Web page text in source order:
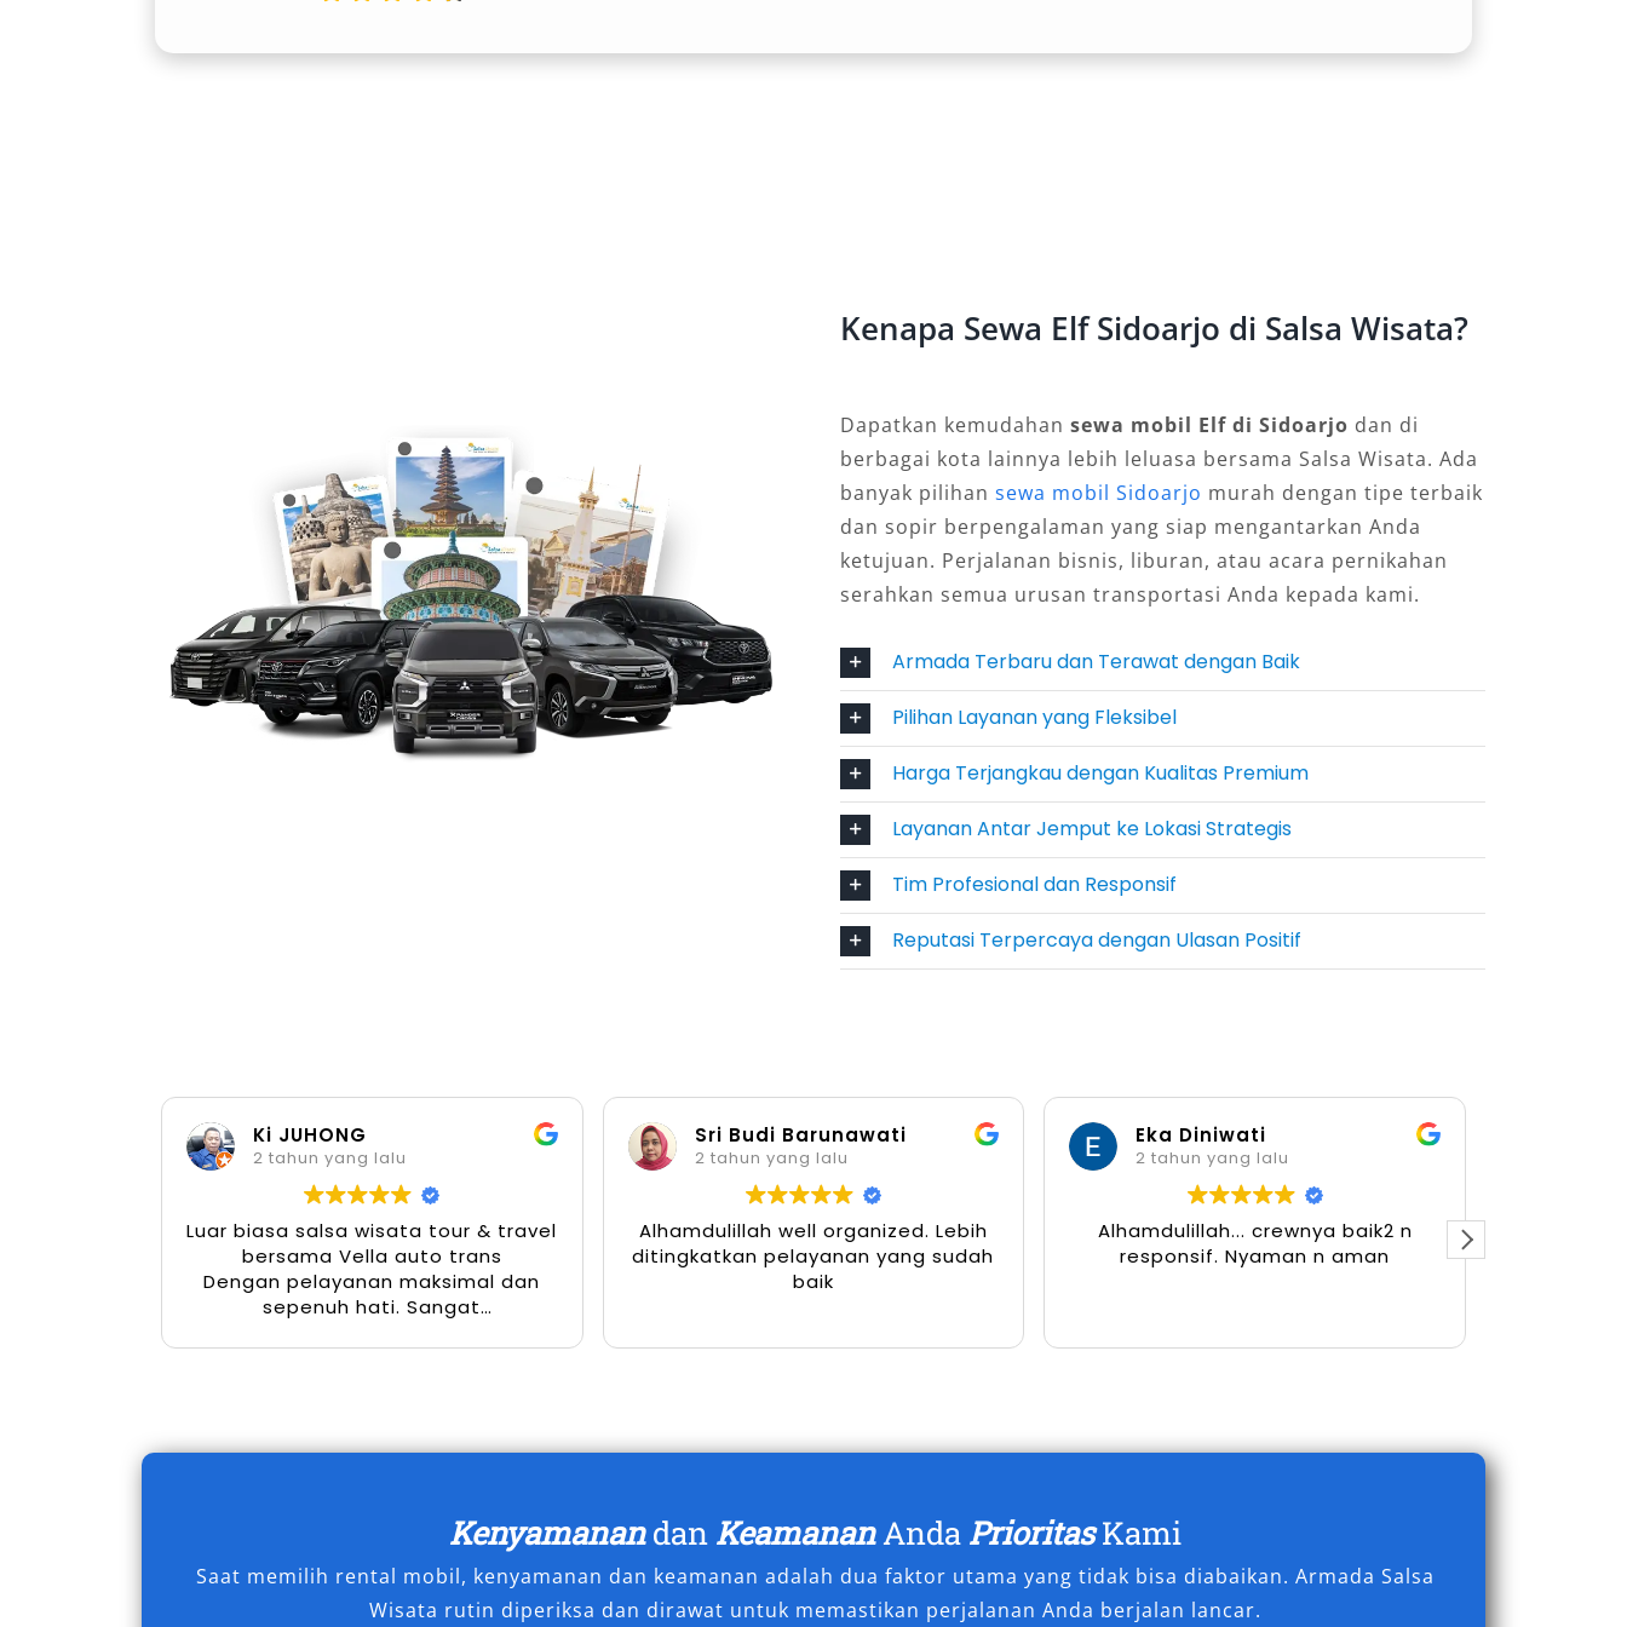
opsi harian 24 jam, bulanan, maupun sistem lepas kunci bagi pengguna
dan etika pelayanan terbaik.
4. Biaya Lebih Terjangkau untuk Rombongan
Dalam hal efisiensi biaya, rental mobil Elf Sidoarjo murah sangat kompetitif
dibandingkan menyewa beberapa unit kendaraan kecil. Harga per orang
menjadi lebih hemat karena dibagi rata oleh seluruh penumpang. Hal ini
menjadikannya solusi ekonomis untuk perjalanan komunitas, ziarah, wisata
sekolah, atau acara keluarga besar.
5. Akses Mudah dan Layanan Terdekat
Layanan rental Elf terdekat di Sidoarjo kini dapat diakses dengan cepat
melalui pemesanan online maupun langsung ke kantor rental terpercaya
seperti Salsa Wisata. Proses pemesanan yang mudah dan pilihan unit
Tak hanya untuk wisata, sewa mobil Elf di Sidoarjo juga sangat dibutuhkan
oleh perusahaan untuk kegiatan antar jemput karyawan, lembaga
pendidikan untuk study tour, hingga keluarga yang membutuhkan
transportasi kondusif saat menggelar pernikahan atau acara adat.
Fleksibilitas penggunaannya menambah nilai manfaat kendaraan jenis ini.
Dengan meningkatnya permintaan akan transportasi kelompok yang
mengutamakan kenyamanan, keamanan, dan efisiensi biaya.
Tipe Mobil Elf yang Kami Sewakan
Di Salsa Wisata, kami memahami betul bahwa setiap perjalanan memiliki
Kenapa Sewa Elf Sidoarjo di Salsa Wisata?
Dapatkan kemudahansewa mobil Elf di Sidoarjo dan di
berbagai kota lainnya lebih leluasa bersama Salsa Wisata. Ada
banyak pilihansewa mobil Sidoarjo murah dengan tipe terbaik
dan sopir berpengalaman yang siap mengantarkan Anda
ketujuan. Perjalanan bisnis, liburan, atau acara pernikahan
serahkan semua urusan transportasi Anda kepada kami.
Armada Terbaru dan Terawat dengan Baik
Pilihan Layanan yang Fleksibel
Harga Terjangkau dengan Kualitas Premium
Layanan Antar Jemput ke Lokasi Strategis
Tim Profesional dan Responsif
Reputasi Terpercaya dengan Ulasan Positif
Ki JUHONG
2 tahun yang lalu
Luar biasa salsa wisata tour & travel
bersama Vella auto trans
Dengan pelayanan maksimal dan
sepenuh hati. Sangat
Sri Budi Barunawati
2 tahun yang lalu
Alhamdulillah well organized. Lebih
ditingkatkan pelayanan yang sudah
baik
Eka Diniwati
2 tahun yang lalu
Alhamdulillah... crewnya baik2 n
responsif. Nyaman n aman
Kenyamanandan KeamananAnda PrioritasKami
Saat memilih rental mobil, kenyamanan dan keamanan adalah dua faktor utama yang tidak bisa diabaikan. Armada Salsa
Wisata rutin diperiksa dan dirawat untuk memastikan perjalanan Anda berjalan lancar.